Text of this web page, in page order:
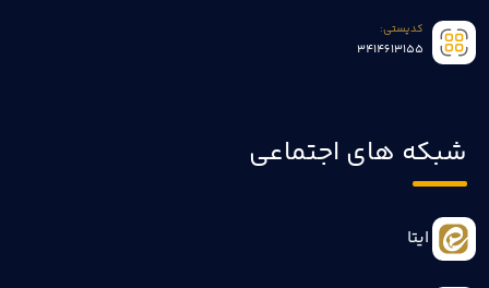
کدپستی:
3414613155
شبکه های اجتماعی
ایتا